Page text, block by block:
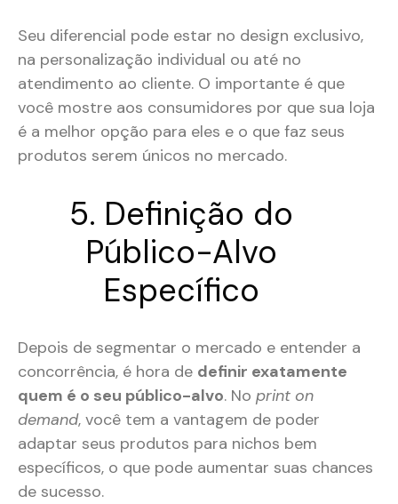
Seu diferencial pode estar no design exclusivo,
na personalização individual ou até no
atendimento ao cliente. O importante é que
você mostre aos consumidores por que sua loja
é a melhor opção para eles e o que faz seus
produtos serem únicos no mercado.
5. Definição do
Público-Alvo
Específico
Depois de segmentar o mercado e entender a
concorrência, é hora de definir exatamente
quem é o seu público-alvo. No print on
demand, você tem a vantagem de poder
adaptar seus produtos para nichos bem
específicos, o que pode aumentar suas chances
de sucesso​.